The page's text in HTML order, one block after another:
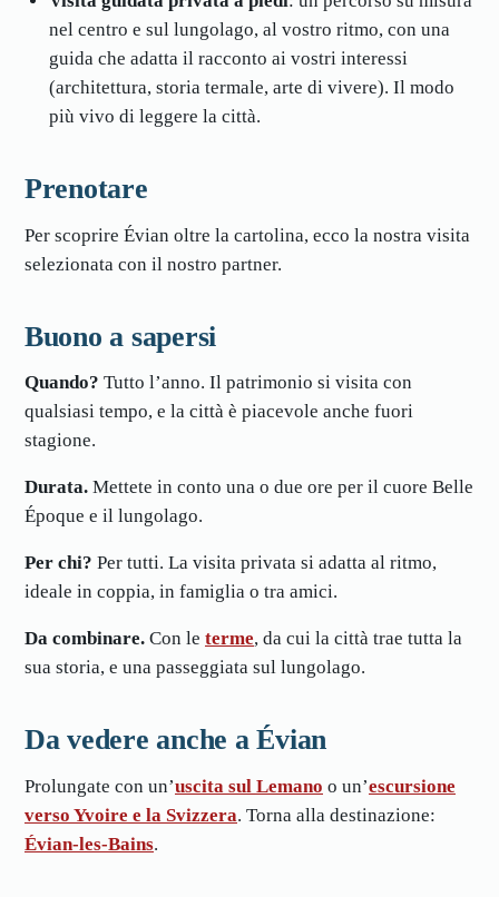
nel centro e sul lungolago, al vostro ritmo, con una
guida che adatta il racconto ai vostri interessi
(architettura, storia termale, arte di vivere). Il modo
più vivo di leggere la città.
Prenotare
Per scoprire Évian oltre la cartolina, ecco la nostra visita
selezionata con il nostro partner.
Buono a sapersi
Quando? Tutto l’anno. Il patrimonio si visita con
qualsiasi tempo, e la città è piacevole anche fuori
stagione.
Durata. Mettete in conto una o due ore per il cuore Belle
Époque e il lungolago.
Per chi? Per tutti. La visita privata si adatta al ritmo,
ideale in coppia, in famiglia o tra amici.
Da combinare. Con le terme, da cui la città trae tutta la
sua storia, e una passeggiata sul lungolago.
Da vedere anche a Évian
Prolungate con un’uscita sul Lemano o un’escursione
verso Yvoire e la Svizzera. Torna alla destinazione:
Évian-les-Bains.